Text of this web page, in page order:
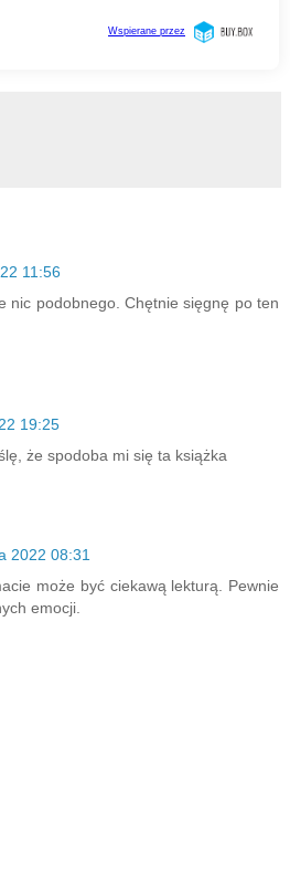
11:56
nic podobnego. Chętnie sięgnę po ten
19:25
że spodoba mi się ta książka
2022 08:31
może być ciekawą lekturą. Pewnie
emocji.